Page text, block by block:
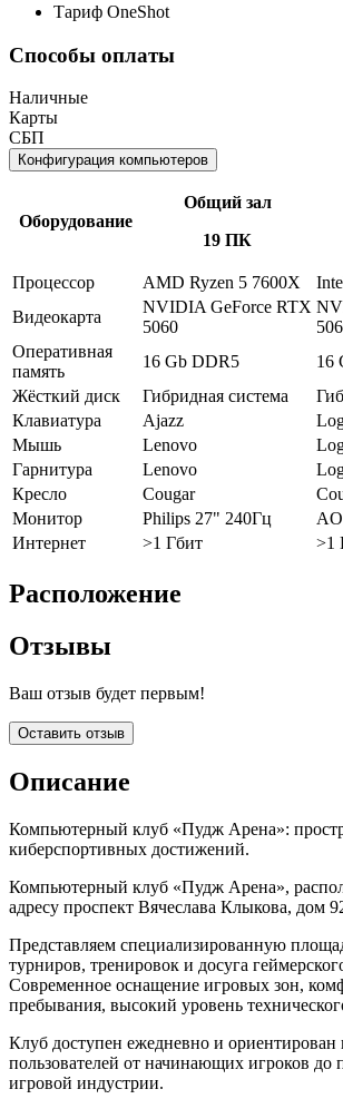
Тариф OneShot
Способы оплаты
Наличные
Карты
СБП
Конфигурация компьютеров
Оборудование
Общий зал
19 ПК
Процессор AMD Ryzen 5 7600X
Видеокарта
NVIDIA GeForce RTX
5060
Оперативная
память
16 Gb DDR5
16
Жёсткий диск
Гибридная система
Клавиатура
Ajazz
Мышь
Lenovo
Гарнитура
Lenovo
Кресло
Cougar
Монитор
Philips 27" 240Гц
Интернет
>1 Гбит >1
Расположение
Отзывы
Ваш отзыв будет первым!
Оставить отзыв
Описание
Компьютерный клуб «Пудж Арена»:
киберспортивных достижений.
Компьютерный клуб «Пудж Арена»,
адресу проспект Вячеслава Клыкова, дом
Представляем специализированную
турниров, тренировок и досуга
Современное оснащение игровых зон,
пребывания, высокий уровень
Клуб доступен ежедневно и
пользователей от начинающих игроков до
игровой индустрии.